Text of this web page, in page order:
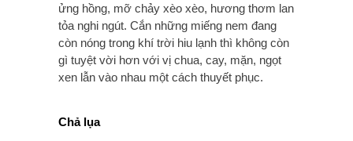
ửng hồng, mỡ chảy xèo xèo, hương thơm lan
tỏa nghi ngút. Cắn những miếng nem đang
còn nóng trong khí trời hiu lạnh thì không còn
gì tuyệt vời hơn với vị chua, cay, mặn, ngọt
xen lẫn vào nhau một cách thuyết phục.
Chả lụa